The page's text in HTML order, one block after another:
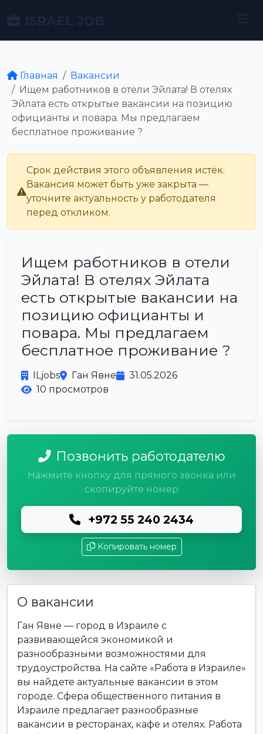
Главная
Вакансии
Ищем работников в отели Эйлата! В отелях
Эйлата есть открытые вакансии на позицию
официанты и повара. Мы предлагаем
бесплатное проживание ?
Срок действия этого объявления истёк.
Вакансия может быть уже закрыта —
уточните актуальность у работодателя
перед откликом.
Ищем работников в отели
Эйлата! В отелях Эйлата
есть открытые вакансии на
позицию официанты и
повара. Мы предлагаем
бесплатное проживание ?
ILjobs Ган Явне
31.05.2026
10 просмотров
Позвонить работодателю
Нажмите кнопку для прямого звонка или
скопируйте номер
+972 55 240 2434
Копировать номер
О вакансии
Ган Явне — город в Израиле с
развивающейся экономикой и
разнообразными возможностями для
трудоустройства. На сайте «Работа в Израиле»
вы найдете актуальные вакансии в этом
городе. Сфера общественного питания в
Израиле предлагает разнообразные
вакансии в ресторанах, кафе и отелях. Работа